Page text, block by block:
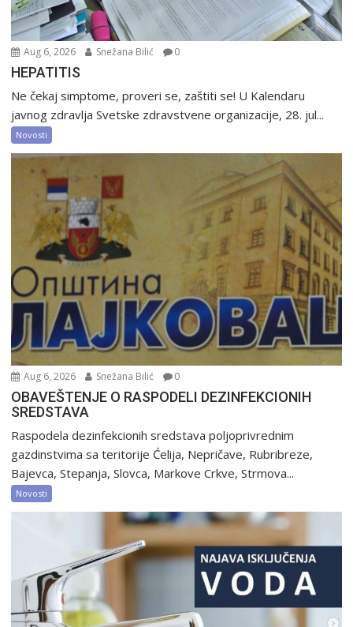
Aug 6, 2026 Snežana Bilić 0
HEPATITIS
Ne čekaj simptome, proveri se, zaštiti se! U Kalendaru
javnog zdravlja Svetske zdravstvene organizacije, 28. jul...
Novosti
Aug 6, 2026 Snežana Bilić 0
OBAVEŠTENJE O RASPODELI DEZINFEKCIONIH
SREDSTAVA
Raspodela dezinfekcionih sredstava poljoprivrednim
gazdinstvima sa teritorije Ćelija, Nepričave, Rubribreze,
Bajevca, Stepanja, Slovca, Markove Crkve, Strmova...
Novosti